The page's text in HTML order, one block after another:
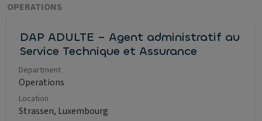
OPERATIONS
DAP ADULTE – Agent administratif au
Service Technique et Assurance
Department
Operations
Location
Strassen, Luxembourg